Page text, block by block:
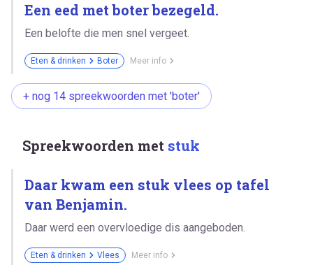
Een eed met boter bezegeld.
Een belofte die men snel vergeet.
Eten & drinken Boter Meer info
+ nog 14 spreekwoorden met 'boter'
Spreekwoorden met stuk
Daar kwam een stuk vlees op tafel
van Benjamin.
Daar werd een overvloedige dis aangeboden.
Eten & drinken Vlees Meer info